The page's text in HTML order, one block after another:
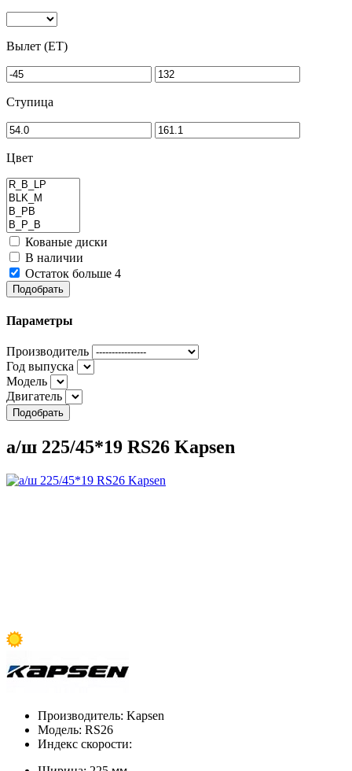
Вылет (ET)
Ступица
Цвет
Кованые диски
В наличии
Остаток больше 4
Подобрать
Параметры
Производитель
Год выпуска
Модель
Двигатель
Подобрать
а/ш 225/45*19 RS26 Kapsen
Производитель: Kapsen
Модель: RS26
Индекс скорости: